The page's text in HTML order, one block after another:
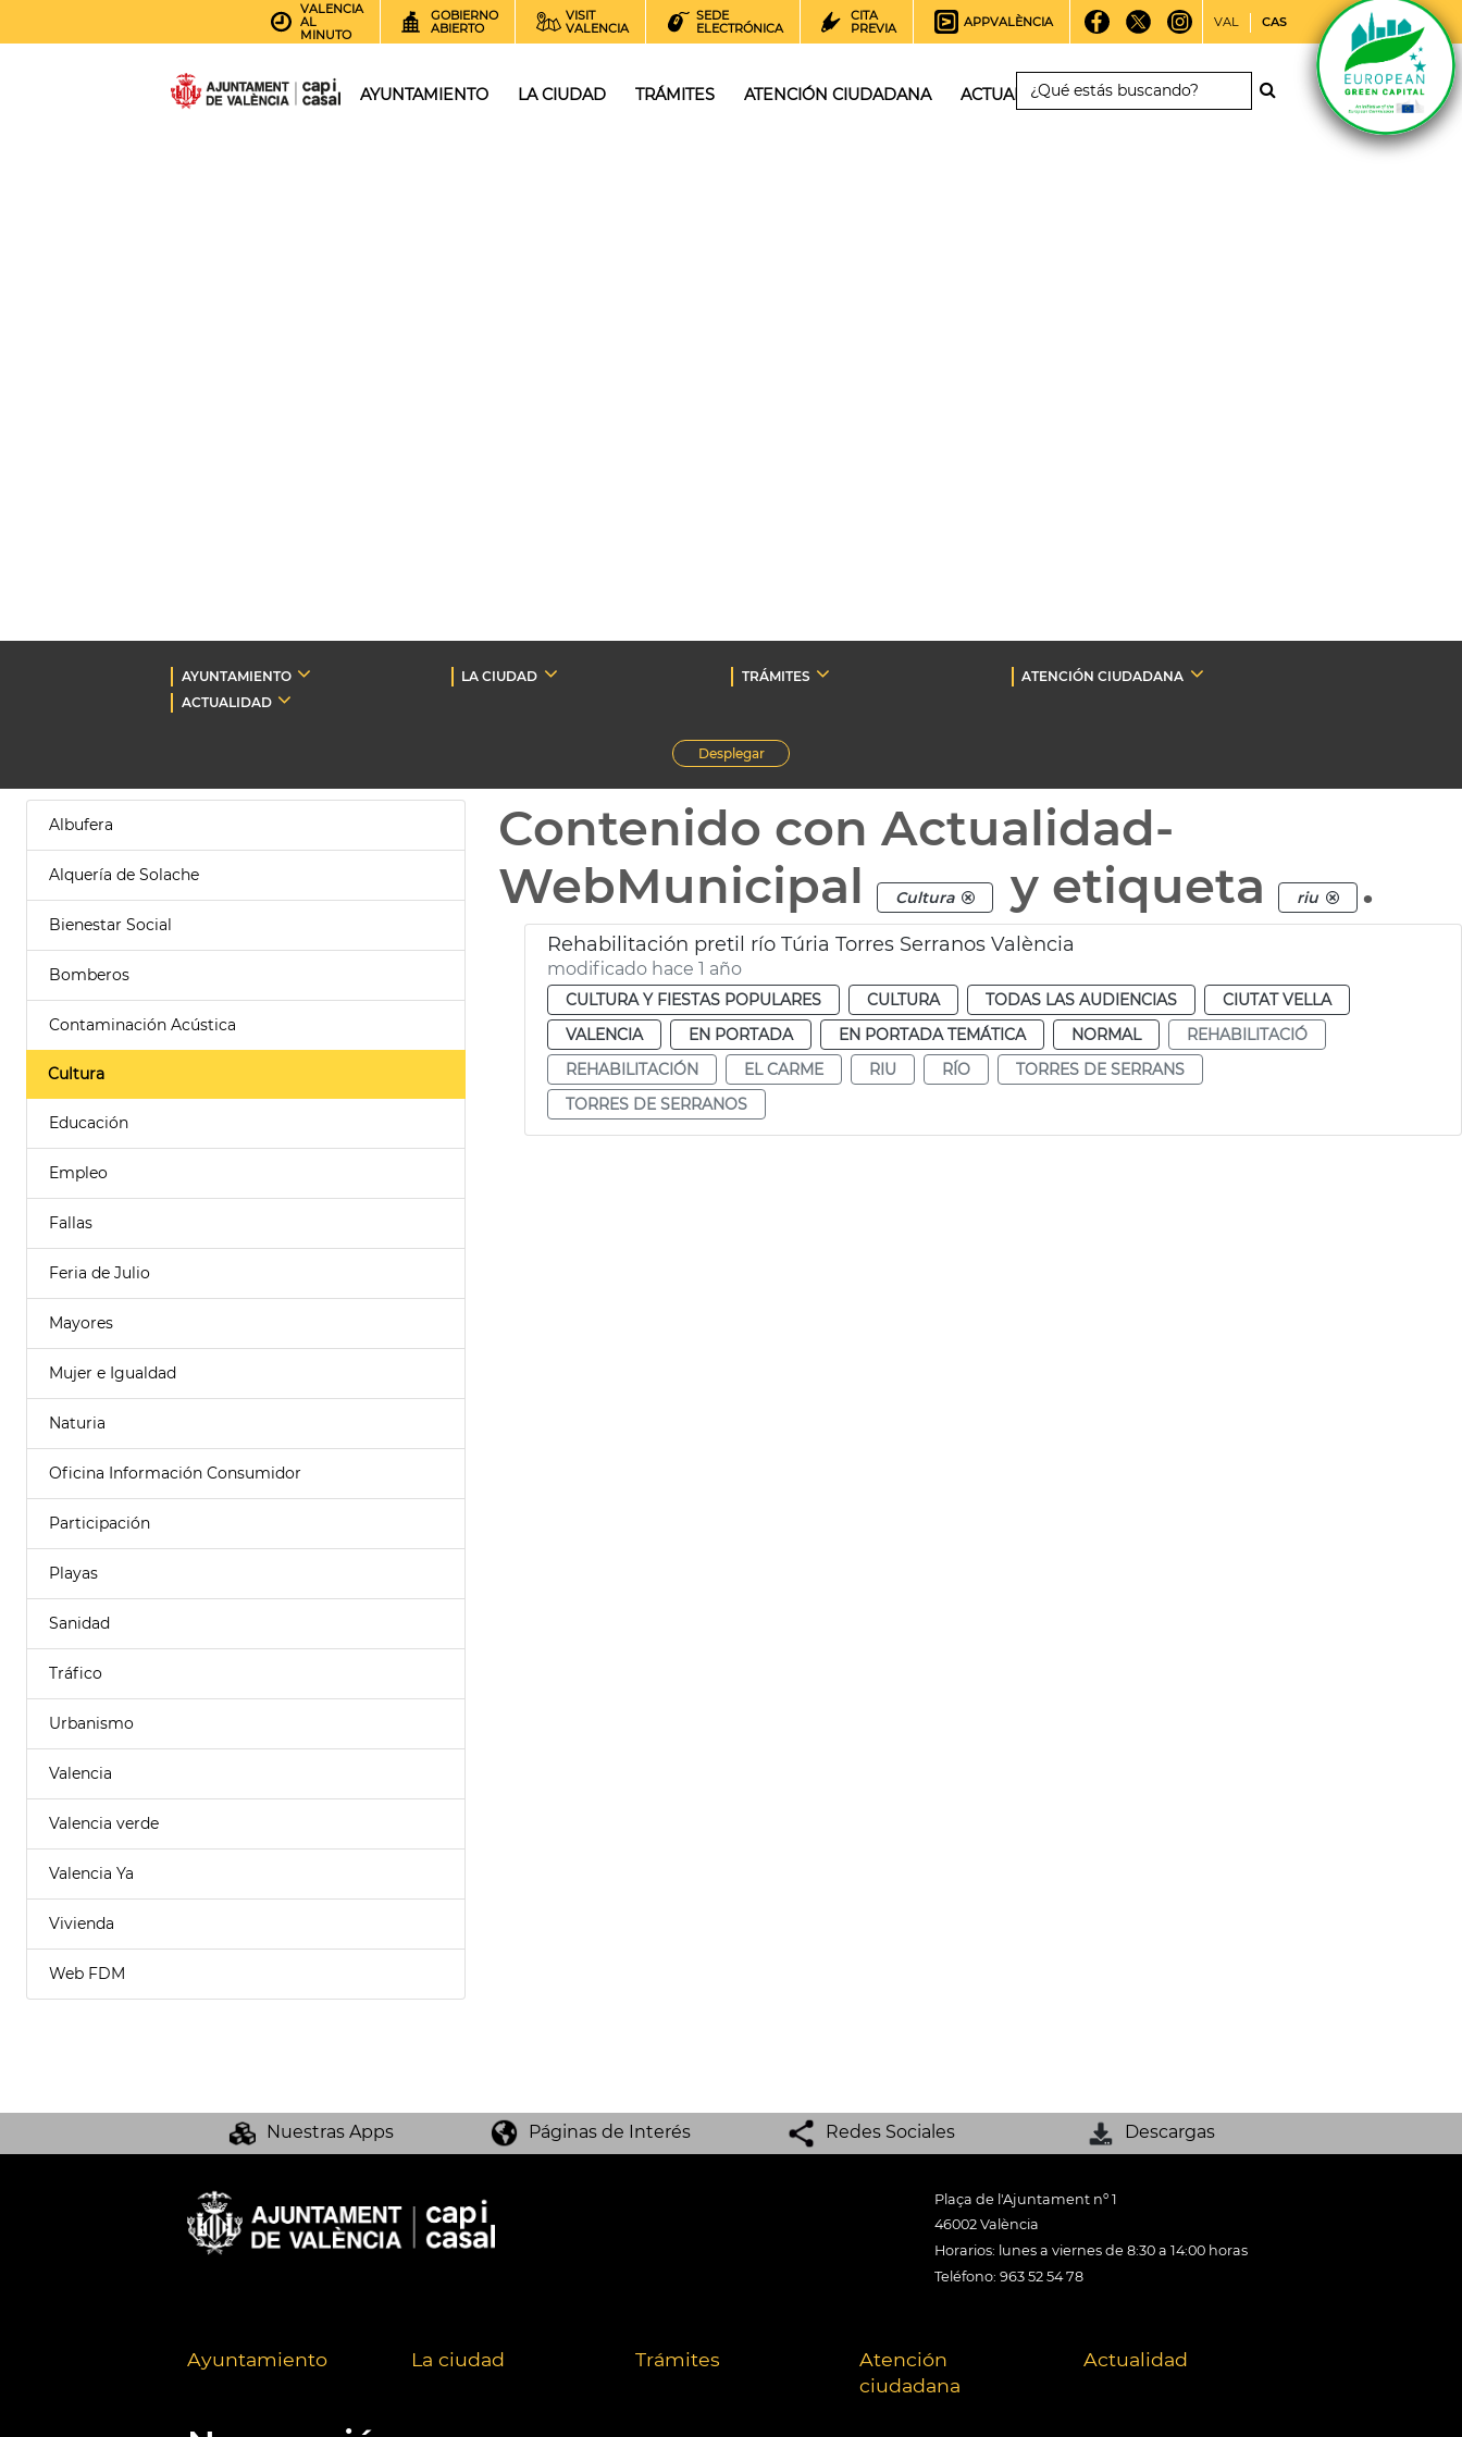
VALENCIA
AL
MINUTO
GOBIERNO
ABIERTO
VISIT
VALENCIA
SEDE
ELECTRÓNICA
CITA
PREVIA
APPVALÈNCIA VAL CAS
AYUNTAMIENTO LA CIUDAD TRÁMITES ATENCIÓN CIUDADANA ACTUALIDAD
AYUNTAMIENTO LA CIUDAD TRÁMITES
ATENCIÓN CIUDADANA
ACTUALIDAD
Desplegar
Albufera
Alquería de Solache
Bienestar Social
Bomberos
Contaminación Acústica
Cultura
Educación
Empleo
Fallas
Feria de Julio
Mayores
Mujer e Igualdad
Naturia
Oficina Información Consumidor
Participación
Playas
Sanidad
Tráfico
Urbanismo
Valencia
Valencia verde
Valencia Ya
Vivienda
Web FDM
Contenido con Actualidad-
WebMunicipal
Cultura y etiqueta riu .
Rehabilitación pretil río Túria Torres Serranos València
modificado hace 1 año
CULTURA Y FIESTAS POPULARES CULTURA TODAS LAS AUDIENCIAS
CIUTAT VELLA
VALENCIA
EN PORTADA EN PORTADA TEMÁTICA NORMAL
REHABILITACIÓ
REHABILITACIÓN
EL CARME RIU RÍO
TORRES DE SERRANS
TORRES DE SERRANOS
Nuestras Apps Páginas de Interés Redes Sociales Descargas
Plaça de l'Ajuntament nº 1
46002 València
Horarios: lunes a viernes de 8:30 a 14:00 horas
Teléfono: 963 52 54 78
Ayuntamiento La ciudad Trámites
Atención
ciudadana
Actualidad